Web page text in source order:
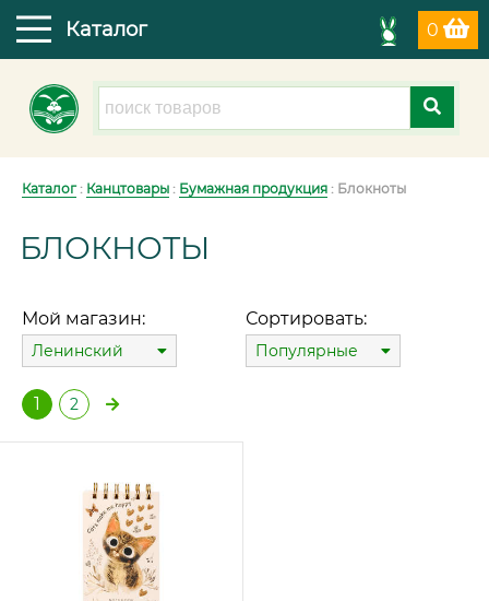
0
Каталог
Каталог: Канцтовары : Бумажная продукция : Блокноты
БЛОКНОТЫ
Мой магазин:
Ленинский
Сортировать:
Популярные
1 2